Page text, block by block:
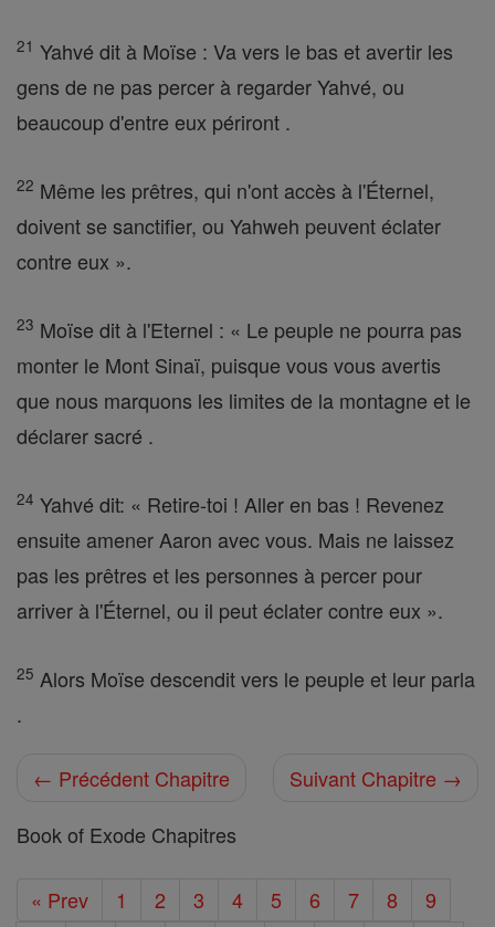
21 Yahvé dit à Moïse : Va vers le bas et avertir les
gens de ne pas percer à regarder Yahvé, ou
beaucoup d'entre eux périront .
22 Même les prêtres, qui n'ont accès à l'Éternel,
doivent se sanctifier, ou Yahweh peuvent éclater
contre eux ».
23 Moïse dit à l'Eternel : « Le peuple ne pourra pas
monter le Mont Sinaï, puisque vous vous avertis
que nous marquons les limites de la montagne et le
déclarer sacré .
24 Yahvé dit: « Retire-toi ! Aller en bas ! Revenez
ensuite amener Aaron avec vous. Mais ne laissez
pas les prêtres et les personnes à percer pour
arriver à l'Éternel, ou il peut éclater contre eux ».
25 Alors Moïse descendit vers le peuple et leur parla
.
← Précédent Chapitre
Suivant Chapitre →
Book of Exode Chapitres
« Prev 1 2 3 4 5 6 7 8
9